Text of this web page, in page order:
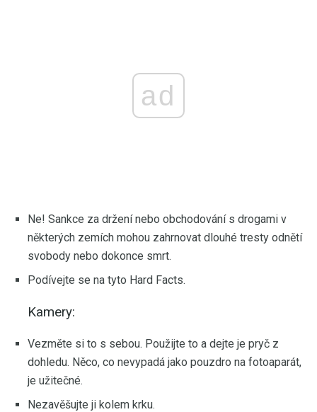
ad
Ne! Sankce za držení nebo obchodování s drogami v
některých zemích mohou zahrnovat dlouhé tresty odnětí
svobody nebo dokonce smrt.
Podívejte se na tyto Hard Facts.
Kamery:
Vezměte si to s sebou. Použijte to a dejte je pryč z
dohledu. Něco, co nevypadá jako pouzdro na fotoaparát,
je užitečné.
Nezavěšujte ji kolem krku.